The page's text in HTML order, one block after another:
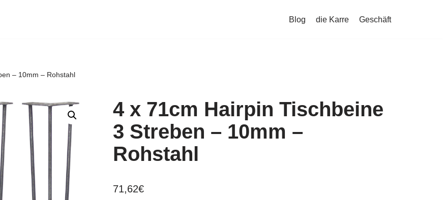
Blog die Karre Geschäft
– 10mm – Rohstahl
4 x 71cm Hairpin Tischbeine
3 Streben – 10mm –
Rohstahl
71,62€